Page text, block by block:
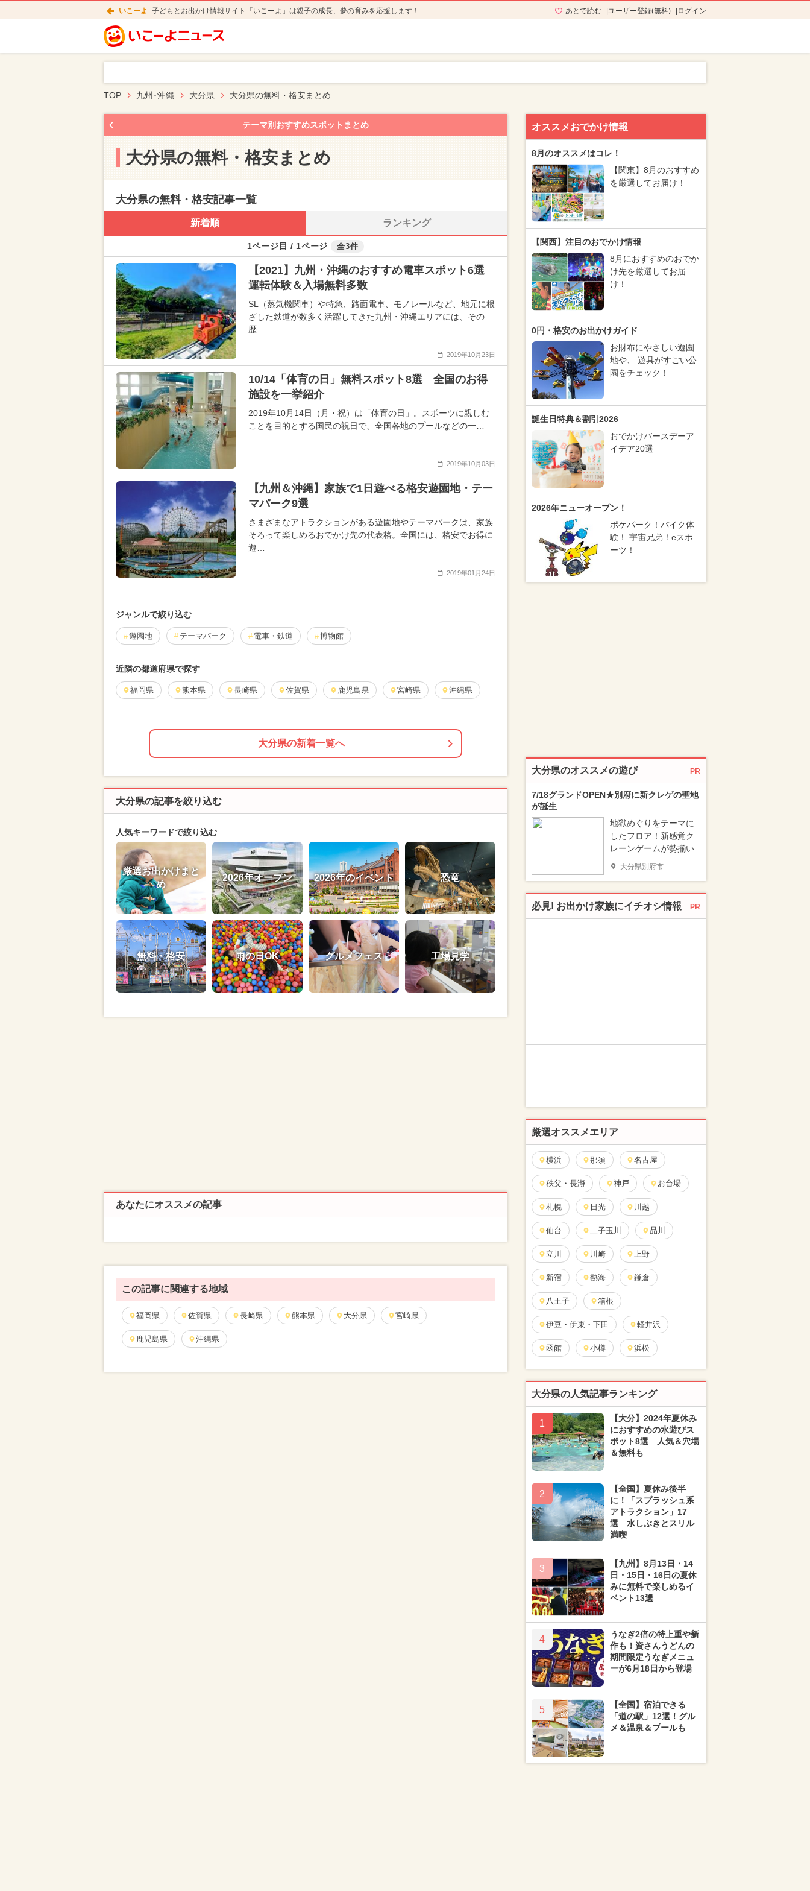
いこーよ 子どもとお出かけ情報サイト「いこーよ」は親子の成長、夢の育みを応援します！ あとで読む ユーザー登録(無料) ログイン
TOP 九州･沖縄 大分県 大分県の無料・格安まとめ
テーマ別おすすめスポットまとめ
大分県の無料・格安まとめ
大分県の無料・格安記事一覧
新着順 ランキング
1ページ目 / 1ページ 全3件
【2021】九州・沖縄のおすすめ電車スポット6選
運転体験＆入場無料多数
SL（蒸気機関車）や特急、路面電車、モノレールなど、地元に根
ざした鉄道が数多く活躍してきた九州・沖縄エリアには、その
歴…
2019年10月23日
10/14「体育の日」無料スポット8選 全国のお得
施設を一挙紹介
2019年10月14日（月・祝）は「体育の日」。スポーツに親しむ
ことを目的とする国民の祝日で、全国各地のプールなどの一…
2019年10月03日
【九州＆沖縄】家族で1日遊べる格安遊園地・テー
マパーク9選
さまざまなアトラクションがある遊園地やテーマパークは、家族
そろって楽しめるおでかけ先の代表格。全国には、格安でお得に
遊…
2019年01月24日
ジャンルで絞り込む
遊園地 テーマパーク 電車・鉄道 博物館
近隣の都道府県で探す
福岡県 熊本県 長崎県 佐賀県 鹿児島県 宮崎県 沖縄県
大分県の新着一覧へ
大分県の記事を絞り込む
人気キーワードで絞り込む
厳選お出かけまと
め
2026年オープン 2026年のイベント 恐竜
無料・格安 雨の日OK グルメフェス 工場見学
あなたにオススメの記事
この記事に関連する地域
福岡県 佐賀県 長崎県 熊本県 大分県 宮崎県
鹿児島県 沖縄県
オススメおでかけ情報
8月のオススメはコレ！
【関東】8月のおすすめ
を厳選してお届け！
【関西】注目のおでかけ情報
8月におすすめのおでか
け先を厳選してお届
け！
0円・格安のお出かけガイド
お財布にやさしい遊園
地や、 遊具がすごい公
園をチェック！
誕生日特典＆割引2026
おでかけバースデーア
イデア20選
2026年ニューオープン！
ポケパーク！バイク体
験！ 宇宙兄弟！eスポ
ーツ！
大分県のオススメの遊び PR
7/18グランドOPEN★別府に新クレゲの聖地
が誕生
地獄めぐりをテーマに
したフロア！新感覚ク
レーンゲームが勢揃い
大分県別府市
必見! お出かけ家族にイチオシ情報 PR
厳選オススメエリア
横浜 那須 名古屋
秩父・長瀞 神戸 お台場
札幌 日光 川越
仙台 二子玉川 品川
立川 川崎 上野
新宿 熱海 鎌倉
八王子 箱根
伊豆・伊東・下田 軽井沢
函館 小樽 浜松
大分県の人気記事ランキング
1
【大分】2024年夏休み
におすすめの水遊びス
ポット8選 人気＆穴場
＆無料も
2
【全国】夏休み後半
に！「スプラッシュ系
アトラクション」17
選 水しぶきとスリル
満喫
3
【九州】8月13日・14
日・15日・16日の夏休
みに無料で楽しめるイ
ベント13選
4
うなぎ2倍の特上重や新
作も！資さんうどんの
期間限定うなぎメニュ
ーが6月18日から登場
5
【全国】宿泊できる
「道の駅」12選！グル
メ＆温泉＆プールも